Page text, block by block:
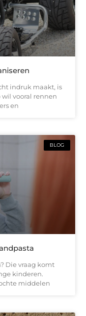
indruk maakt, is
vooral rennen
en
BLOG
Die vraag komt
kinderen.
middelen